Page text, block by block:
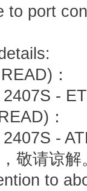
to port
：
-
：
-
敬请谅解
to